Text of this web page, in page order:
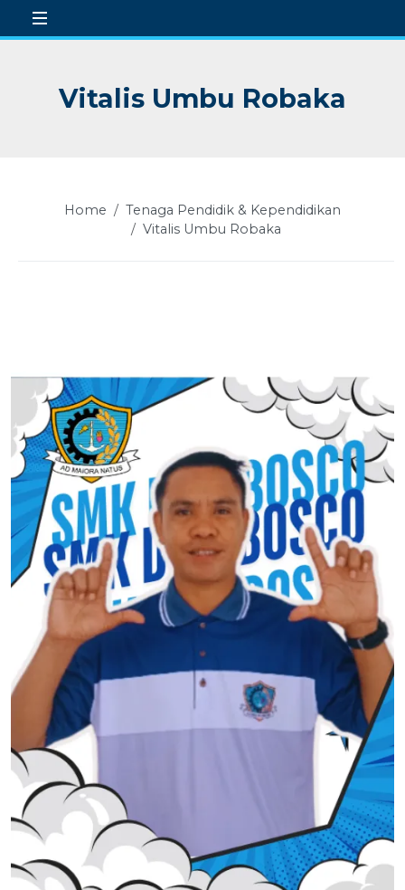
Sub-Menu
Sub-Menu
Vitalis Umbu Robaka
Home
Tenaga Pendidik & Kependidikan
Vitalis Umbu Robaka